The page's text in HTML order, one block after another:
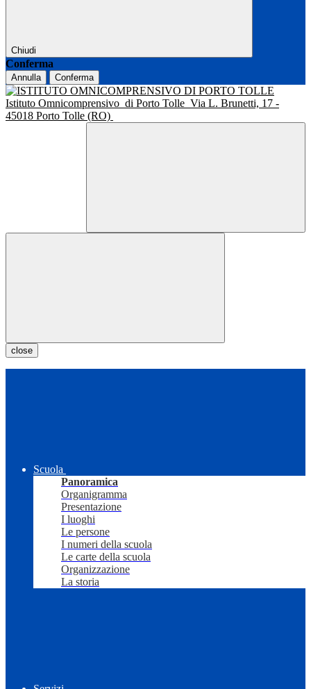
Chiudi
Conferma
Annulla Conferma
Istituto Omnicomprensivo di Porto Tolle Via L. Brunetti, 17 -
45018 Porto Tolle (RO)
close
Scuola
Panoramica
Organigramma
Presentazione
I luoghi
Le persone
I numeri della scuola
Le carte della scuola
Organizzazione
La storia